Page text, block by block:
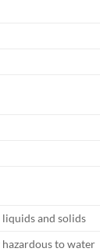
and solids
to water